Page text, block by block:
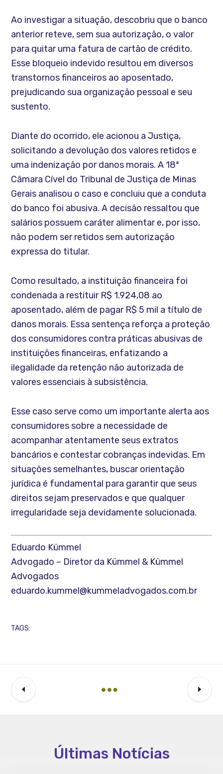
Ao investigar a situação, descobriu que o banco
anterior reteve, sem sua autorização, o valor
para quitar uma fatura de cartão de crédito.
Esse bloqueio indevido resultou em diversos
transtornos financeiros ao aposentado,
prejudicando sua organização pessoal e seu
sustento.
Diante do ocorrido, ele acionou a Justiça,
solicitando a devolução dos valores retidos e
uma indenização por danos morais. A 18ª
Câmara Cível do Tribunal de Justiça de Minas
Gerais analisou o caso e concluiu que a conduta
do banco foi abusiva. A decisão ressaltou que
salários possuem caráter alimentar e, por isso,
não podem ser retidos sem autorização
expressa do titular.
Como resultado, a instituição financeira foi
condenada a restituir R$ 1.924,08 ao
aposentado, além de pagar R$ 5 mil a título de
danos morais. Essa sentença reforça a proteção
dos consumidores contra práticas abusivas de
instituições financeiras, enfatizando a
ilegalidade da retenção não autorizada de
valores essenciais à subsistência.
Esse caso serve como um importante alerta aos
consumidores sobre a necessidade de
acompanhar atentamente seus extratos
bancários e contestar cobranças indevidas. Em
situações semelhantes, buscar orientação
jurídica é fundamental para garantir que seus
direitos sejam preservados e que qualquer
irregularidade seja devidamente solucionada.
Eduardo Kümmel
Advogado – Diretor da Kümmel & Kümmel
Advogados
eduardo.kummel@kummeladvogados.com.br
TAGS:
Últimas Notícias